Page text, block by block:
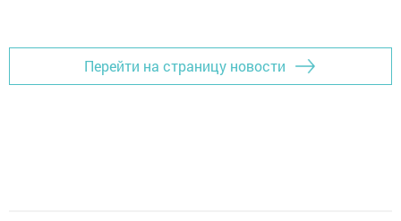
Перейти на страницу новости